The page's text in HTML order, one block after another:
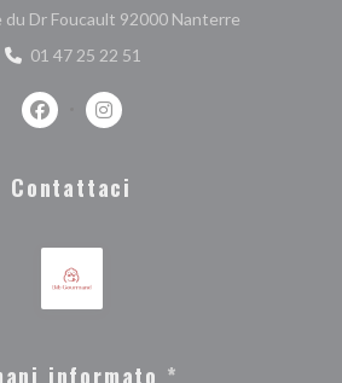
du Dr Foucault 92000 Nanterre((apre una
01 47 25 22 51
Facebook ((apre una nuova finestra))
Instagram ((apre una nuova
Contattaci
informato *